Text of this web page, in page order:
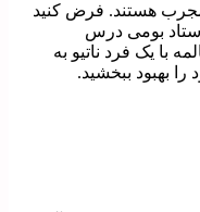
هستند. فرض کنید
استاد بومی درس
با یک فرد ناتیو به
بهبود ببخشید.